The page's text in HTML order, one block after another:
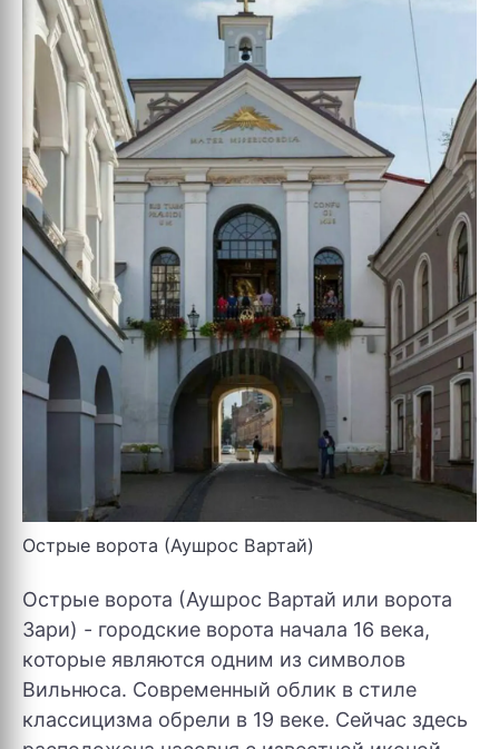
Острые ворота (Аушрос Вартай)
Острые ворота (Аушрос Вартай или ворота
Зари) - городские ворота начала 16 века,
которые являются одним из символов
Вильнюса. Современный облик в стиле
классицизма обрели в 19 веке. Сейчас здесь